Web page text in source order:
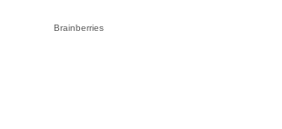
Brainberries